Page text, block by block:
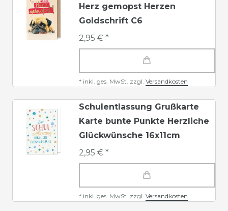
Herz gemopst Herzen
Goldschrift C6
2,95 € *
* inkl. ges. MwSt. zzgl. Versandkosten
Schulentlassung Grußkarte
Karte bunte Punkte Herzliche
Glückwünsche 16x11cm
2,95 € *
* inkl. ges. MwSt. zzgl. Versandkosten